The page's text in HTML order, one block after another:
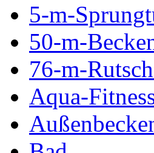
5-m-
50-m-
76-m-
Aqua-